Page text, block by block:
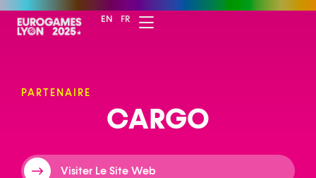
EN FR
PARTENAIRE
CARGO
Visiter Le Site Web